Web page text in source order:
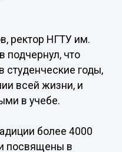
ректор НГТУ им.
подчернул, что
студенческие годы,
всей жизни, и
в учебе.
более 4000
посвящены в